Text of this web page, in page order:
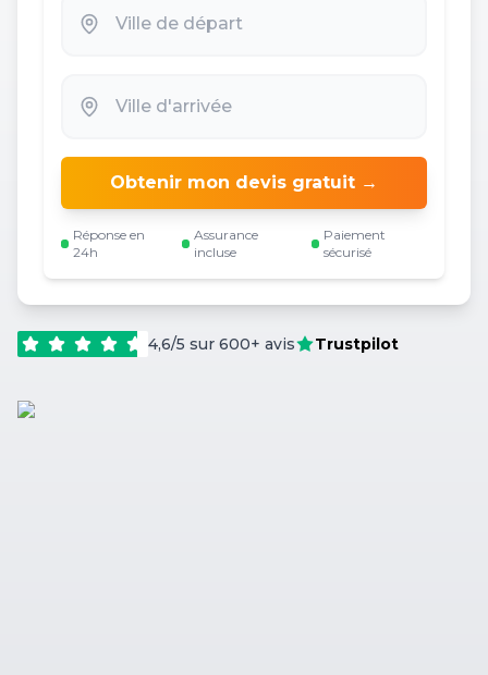
Obtenir mon devis gratuit →
Réponse en
24h
Assurance
incluse
Paiement
sécurisé
4,6/5 sur 600+ avis Trustpilot